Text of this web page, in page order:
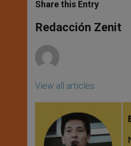
s
p
p
e
g
e
b
o
k
r
Share this Entry
Redacción Zenit
View all articles